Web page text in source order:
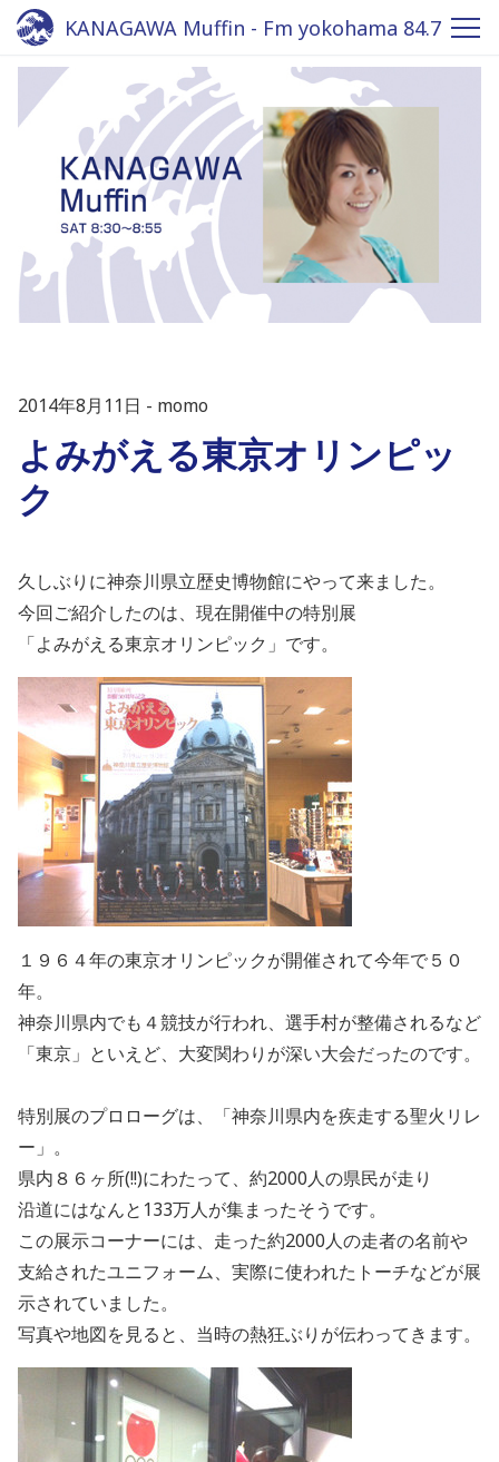
KANAGAWA Muffin - Fm yokohama 84.7
2014年8月11日 momo
よみがえる東京オリンピッ
ク
久しぶりに神奈川県立歴史博物館にやって来ました。
今回ご紹介したのは、現在開催中の特別展
「よみがえる東京オリンピック」です。
１９６４年の東京オリンピックが開催されて今年で５０
年。
神奈川県内でも４競技が行われ、選手村が整備されるなど
「東京」といえど、大変関わりが深い大会だったのです。
特別展のプロローグは、「神奈川県内を疾走する聖火リレ
ー」。
県内８６ヶ所(!!)にわたって、約2000人の県民が走り
沿道にはなんと133万人が集まったそうです。
この展示コーナーには、走った約2000人の走者の名前や
支給されたユニフォーム、実際に使われたトーチなどが展
示されていました。
写真や地図を見ると、当時の熱狂ぶりが伝わってきます。